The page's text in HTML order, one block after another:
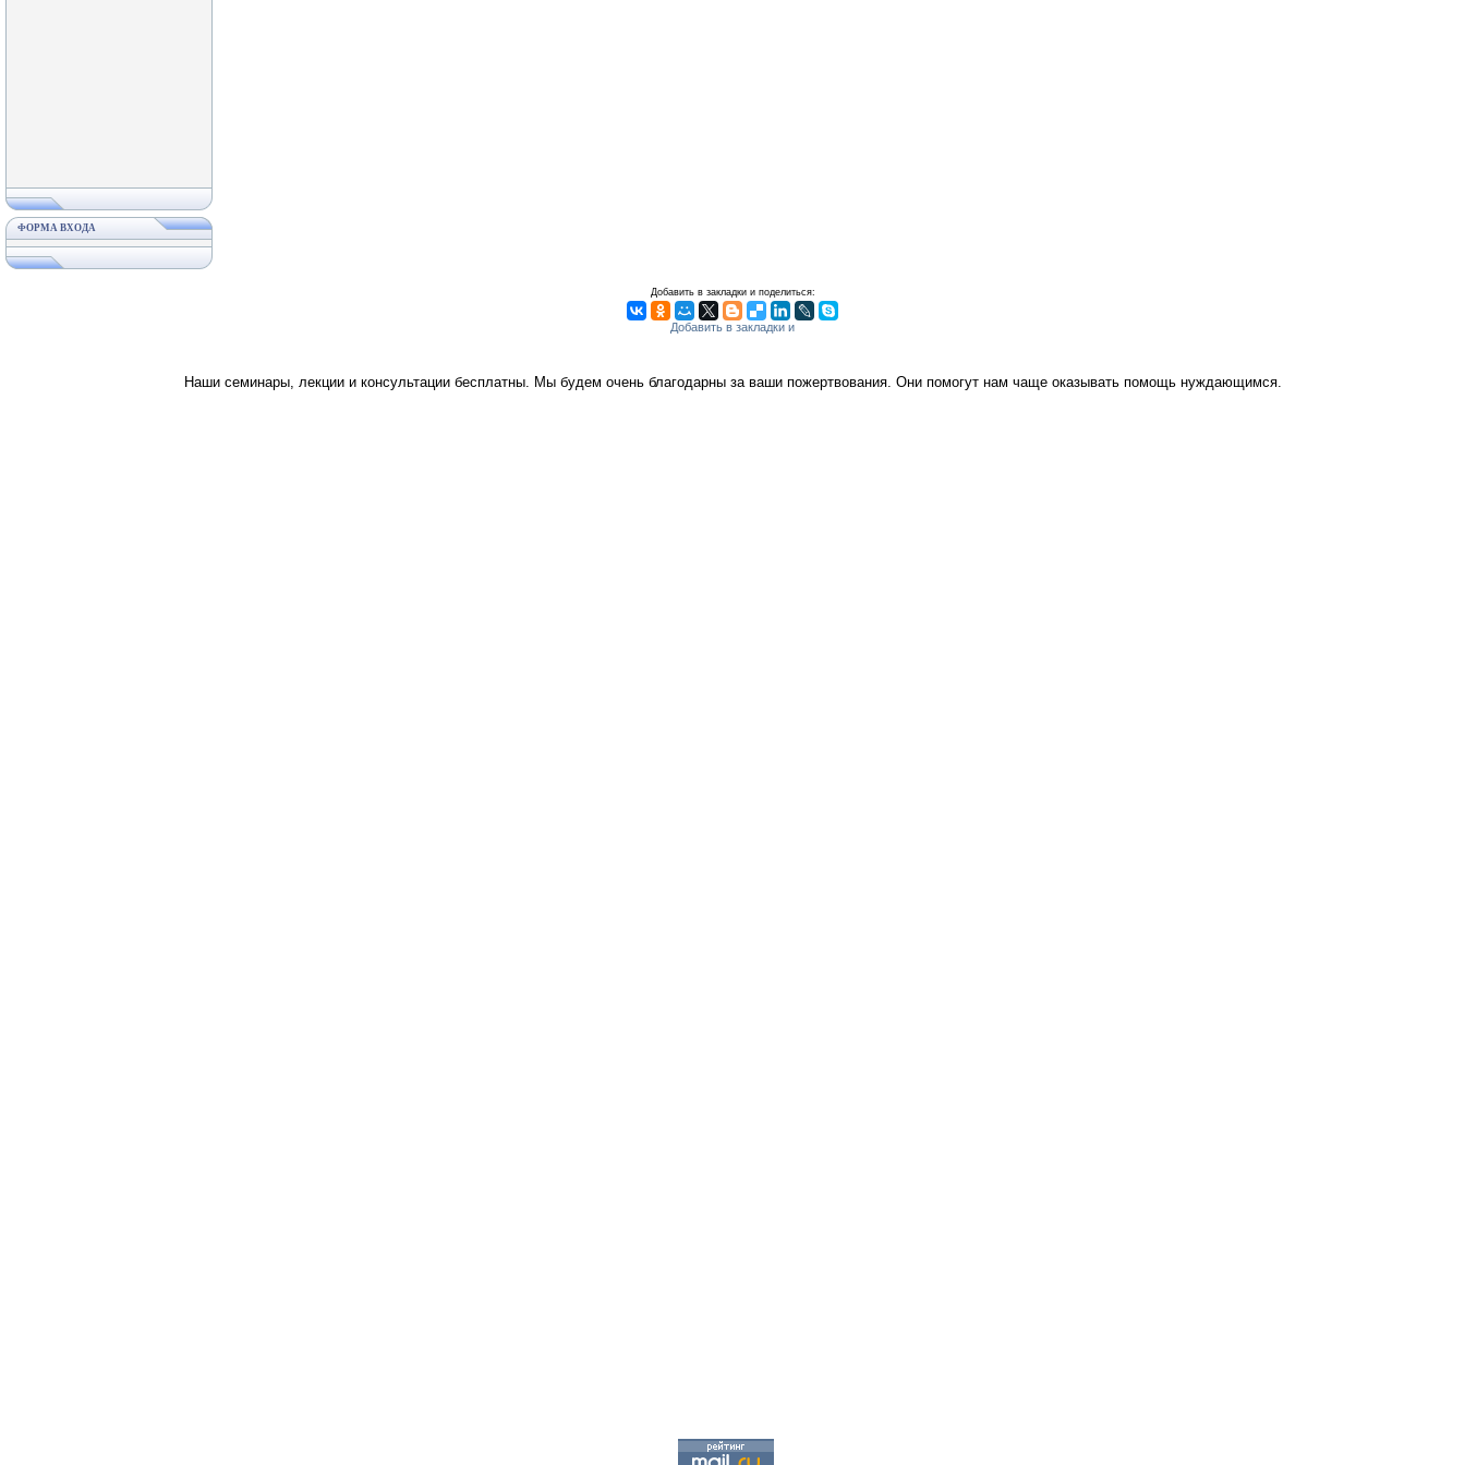
ФОРМА ВХОДА
Добавить в закладки и поделиться:
Наши семинары, лекции и консультации бесплатны. Мы будем очень благодарны за ваши пожертвования. Они помогут нам чаще оказывать помощь нуждающимся.